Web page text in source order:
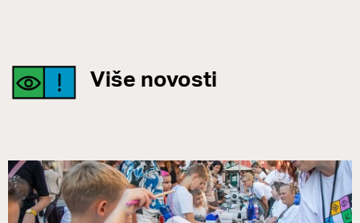
Više novosti